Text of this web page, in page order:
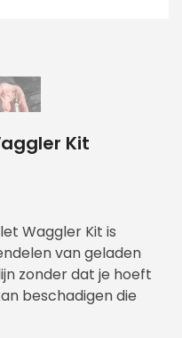
Kit
Waggler Kit is
van geladen
zonder dat je hoeft
beschadigen die